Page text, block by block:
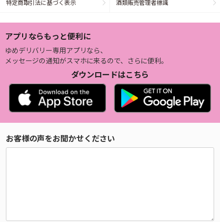
特定商取引法に基づく表示 酒類販売管理者標識
アプリならもっと便利に
ゆめデリバリー専用アプリなら、
メッセージの通知がスマホに来るので、さらに便利。
ダウンロードはこちら
お客様の声をお聞かせください